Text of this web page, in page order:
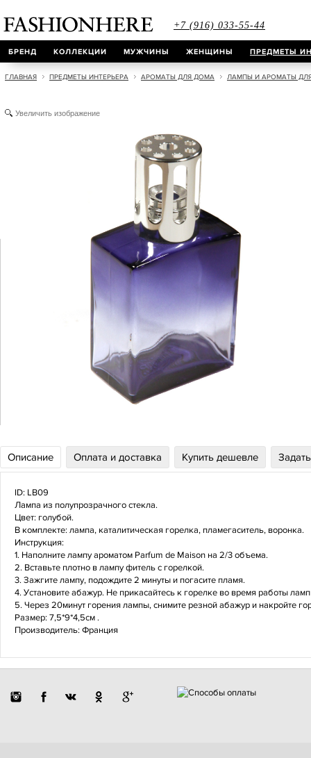
+7 (916) 033-55-44
БРЕНД КОЛЛЕКЦИИ МУЖЧИНЫ ЖЕНЩИНЫ ПРЕДМЕТЫ
ГЛАВНАЯ ПРЕДМЕТЫ ИНТЕРЬЕРА АРОМАТЫ ДЛЯ ДОМА ЛАМПЫ И АРОМАТЫ
Увеличить изображение
Описание Оплата и доставка Купить дешевле
ID: LB09
Лампа из полупрозрачного стекла.
Цвет: голубой.
В комплекте: лампа, каталитическая горелка, пламегаситель, воронка.
Инструкция:
1. Наполните лампу ароматом Parfum de Maison на 2/3 объема.
2. Вставьте плотно в лампу фитель с горелкой.
3. Зажгите лампу, подождите 2 минуты и погасите пламя.
4. Установите абажур. Не прикасайтесь к горелке во время работы
5. Через 20минут горения лампы, снимите резной абажур и накройте
Размер: 7,5*9*4,5см .
Производитель: Франция